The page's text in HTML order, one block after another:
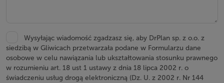
Wysyłając wiadomość zgadzasz się, aby DrPlan sp. z o.o. z
siedzibą w Gliwicach przetwarzała podane w Formularzu dane
osobowe w celu nawiązania lub ukształtowania stosunku prawnego
w rozumieniu art. 18 ust 1 ustawy z dnia 18 lipca 2002 r. o
świadczeniu usług drogą elektroniczną (Dz. U. z 2002 r. Nr 144